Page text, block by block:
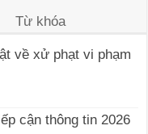
Từ khóa
về xử phạt vi phạm
cận thông tin 2026